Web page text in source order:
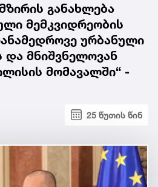
განახლება
მემკვიდრეობის
ურბანული
და მნიშვნელოვან
მომავალში“ -
25 წუთის წინ